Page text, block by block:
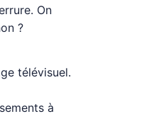
On
?
télévisuel.
à